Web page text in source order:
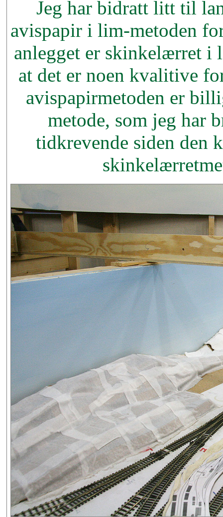
Jeg har bidratt litt til
avispapir i lim-metoden
anlegget er skinkelærret i
at det er noen kvalitive
avispapirmetoden er
metode, som jeg har
tidkrevende siden den